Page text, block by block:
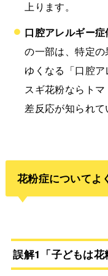
上ります。
口腔アレルギー
の一部は、特定
ゆくなる「口腔ア
スギ花粉ならト
差反応が知られて
花粉症についてよ
誤解1「子どもは花